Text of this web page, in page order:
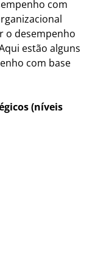
com
o desempenho
estão alguns
com base
(níveis